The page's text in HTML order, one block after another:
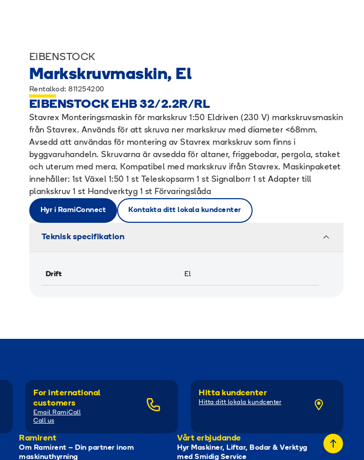
EIBENSTOCK
Markskruvmaskin, El
Rentalkod: 811254200
EIBENSTOCK EHB 32/2.2R/RL
Stavrex Monteringsmaskin för markskruv 1:50 Eldriven (230 V) markskruvsmaskin
från Stavrex. Används för att skruva ner markskruv med diameter <68mm.
Avsedd att användas för montering av Stavrex markskruv som finns i
byggvaruhandeln. Skruvarna är avsedda för altaner, friggebodar, pergola, staket
och uterum med mera. Kompatibel med markskruv ifrån Stavrex. Maskinpaketet
innehåller: 1st Växel 1:50 1 st Teleskopsarm 1 st Signalborr 1 st Adapter till
plankskruv 1 st Handverktyg 1 st Förvaringslåda
Hyr i RamiConnect Kontakta ditt lokala kundcenter
Teknisk specifikation
Drift El
For international
customers
Email RamiCall
Call us
Hitta kundcenter
Hitta ditt lokala kundcenter
Ramirent
Om Ramirent – Din partner inom
maskinuthyrning
Vårt erbjudande
Hyr Maskiner, Liftar, Bodar & Verktyg
med Smidig Service